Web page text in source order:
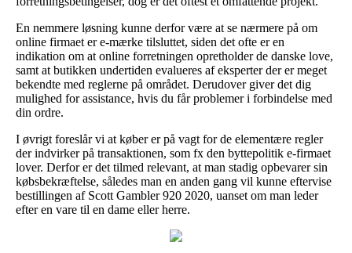
En nemmere løsning kunne derfor være at se nærmere på om
online firmaet er e-mærke tilsluttet, siden det ofte er en
indikation om at online forretningen opretholder de danske love,
samt at butikken undertiden evalueres af eksperter der er meget
bekendte med reglerne på området. Derudover giver det dig
mulighed for assistance, hvis du får problemer i forbindelse med
din ordre.
I øvrigt foreslår vi at køber er på vagt for de elementære regler
der indvirker på transaktionen, som fx den byttepolitik e-firmaet
lover. Derfor er det tilmed relevant, at man stadig opbevarer sin
købsbekræftelse, således man en anden gang vil kunne eftervise
bestillingen af Scott Gambler 920 2020, uanset om man leder
efter en vare til en dame eller herre.